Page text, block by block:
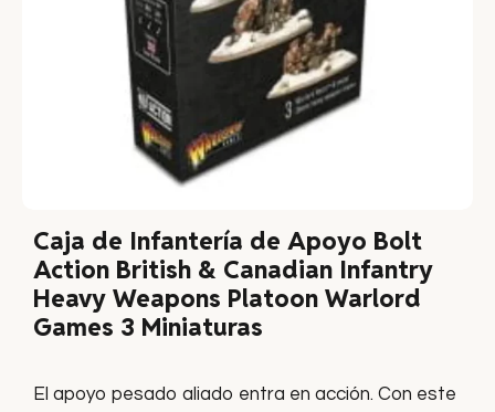
Caja de Infantería de Apoyo Bolt
Action British & Canadian Infantry
Heavy Weapons Platoon Warlord
Games 3 Miniaturas
El apoyo pesado aliado entra en acción. Con este